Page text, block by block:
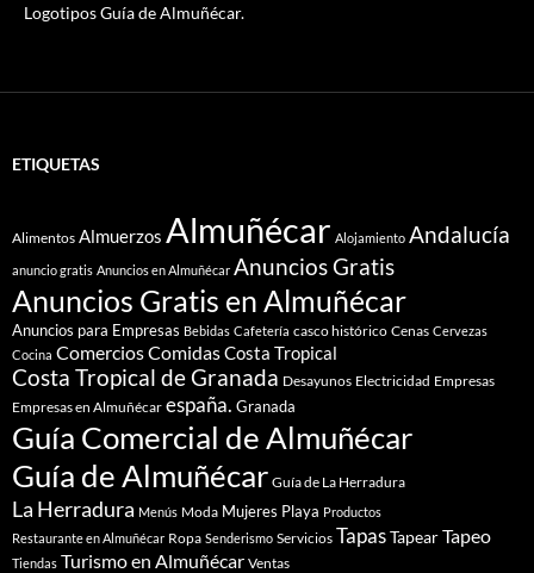
Logotipos Guía de Almuñécar.
ETIQUETAS
Alimentos Almuerzos Almuñécar Alojamiento Andalucía
anuncio gratis Anuncios en Almuñécar Anuncios Gratis
Anuncios Gratis en Almuñécar
Anuncios para Empresas Bebidas Cafetería casco histórico Cenas Cervezas
Cocina ComerciosComidasCosta Tropical
Costa Tropical de Granada Desayunos Electricidad Empresas
Empresas en Almuñécar españa. Granada
Guía Comercial de Almuñécar
Guía de Almuñécar Guía de La Herradura
La Herradura Menús Moda Mujeres Playa Productos
Restaurante en Almuñécar Ropa Senderismo Servicios TapasTapearTapeo
Tiendas Turismo en Almuñécar Ventas